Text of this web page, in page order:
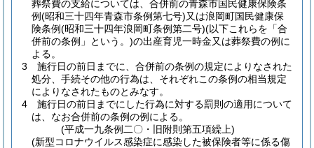
葬祭費の支給については、合併前の青森市国民健康保険条
例(昭和三十四年青森市条例第七号)又は浪岡町国民健康保
険条例(昭和三十四年浪岡町条例第二号)(以下これらを「合
併前の条例」という。)の出産育児一時金又は葬祭費の例に
よる。
3
施行日の前日までに、合併前の条例の規定によりなされた
処分、手続その他の行為は、それぞれこの条例の相当規定
によりなされたものとみなす。
4
施行日の前日までにした行為に対する罰則の適用について
は、なお合併前の条例の例による。
(平成一九条例二〇・旧附則第五項繰上)
(新型コロナウイルス感染症に感染した被保険者等に係る傷